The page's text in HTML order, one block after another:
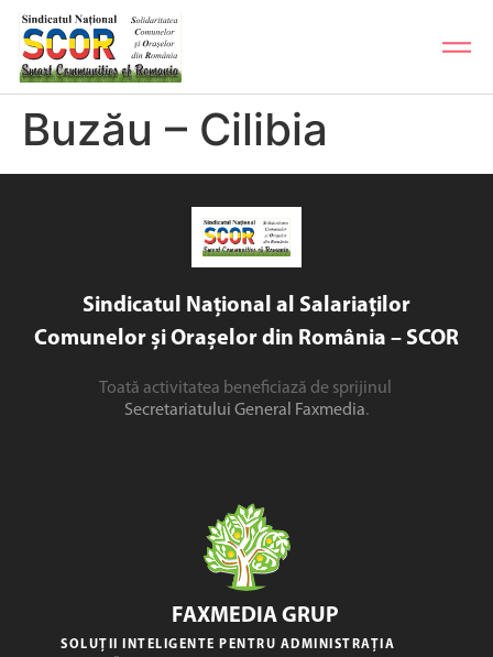
Buzău – Cilibia
Sindicatul Național al Salariaților
Comunelor și Orașelor din România – SCOR
Toată activitatea beneficiază de sprijinul
Secretariatului General Faxmedia.
FAXMEDIA GRUP
SOLUȚII INTELIGENTE PENTRU ADMINISTRAȚIA